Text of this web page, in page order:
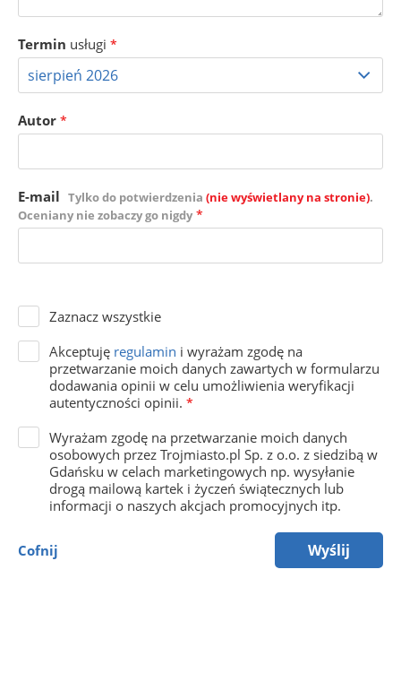
Termin usługi *
Autor *
E-mail Tylko do potwierdzenia (nie wyświetlany na stronie).
Oceniany nie zobaczy go nigdy *
Zaznacz wszystkie
Akceptuję regulamin i wyrażam zgodę na
przetwarzanie moich danych zawartych w formularzu
dodawania opinii w celu umożliwienia weryfikacji
autentyczności opinii. *
Wyrażam zgodę na przetwarzanie moich danych
osobowych przez Trojmiasto.pl Sp. z o.o. z siedzibą w
Gdańsku w celach marketingowych np. wysyłanie
drogą mailową kartek i życzeń świątecznych lub
informacji o naszych akcjach promocyjnych itp.
Cofnij Wyślij